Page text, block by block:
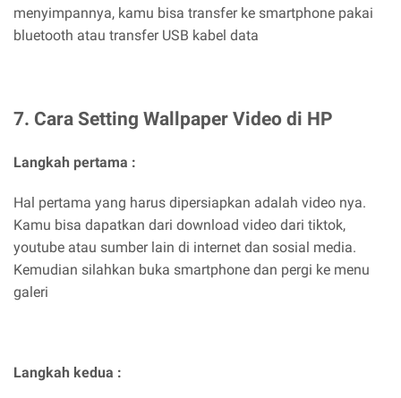
menyimpannya, kamu bisa transfer ke smartphone pakai
bluetooth atau transfer USB kabel data
7. Cara Setting Wallpaper Video di HP
Langkah pertama :
Hal pertama yang harus dipersiapkan adalah video nya.
Kamu bisa dapatkan dari download video dari tiktok,
youtube atau sumber lain di internet dan sosial media.
Kemudian silahkan buka smartphone dan pergi ke menu
galeri
Langkah kedua :